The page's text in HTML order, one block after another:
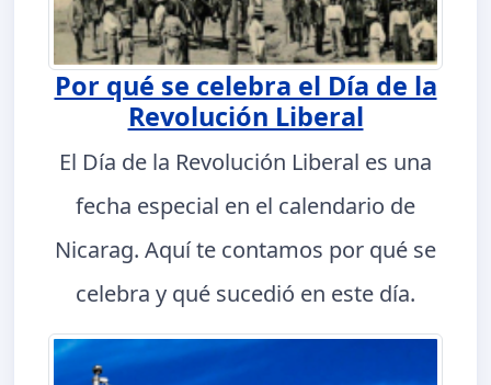
Por qué se celebra el Día de la
Revolución Liberal
El Día de la Revolución Liberal es una
fecha especial en el calendario de
Nicarag. Aquí te contamos por qué se
celebra y qué sucedió en este día.